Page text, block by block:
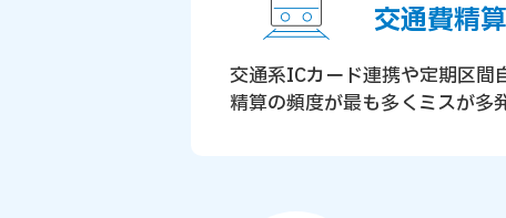
交通費精算
交通系ICカード連携や定期区間
精算の頻度が最も多くミスが多